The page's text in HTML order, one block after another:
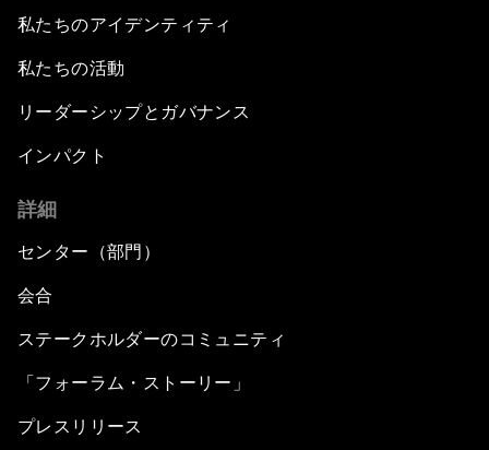
私たちのアイデンティティ
私たちの活動
リーダーシップとガバナンス
インパクト
詳細
センター（部門）
会合
ステークホルダーのコミュニティ
「フォーラム・ストーリー」
プレスリリース